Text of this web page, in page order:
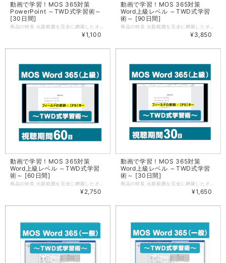
動画で学習！MOS 365対策
PowerPoint ～TWD式学習術～
[30日間]
¥1,100
動画で学習！MOS 365対策
Word上級レベル ～TWD式学習
術～ [90日間]
¥3,850
動画で学習！MOS 365対策
Word上級レベル ～TWD式学習
術～ [60日間]
¥2,750
動画で学習！MOS 365対策
Word上級レベル ～TWD式学習
術～ [30日間]
¥1,650